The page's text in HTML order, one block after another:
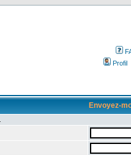
Profil
Envoyez-